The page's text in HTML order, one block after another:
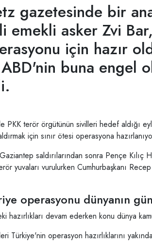
gazetesinde bir
emekli asker Zvi
için hazır
buna engel
PKK terör örgütünün sivilleri hedef aldığı
için sınır ötesi operasyona
saldırılarından sonra Pençe Kılıç
yuvaları vurulurken Cumhurbaşkanı
operasyonu dünyanın
hazırlıkları devam ederken konu dünya
Türkiye'nin operasyon hazırlıklarını